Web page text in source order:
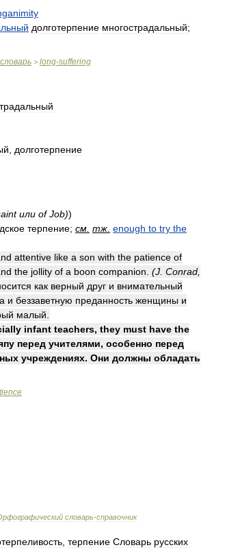
долготерпение многострадальный;
словарь > long-suffering
долготерпение
или of Job))
терпение; см тж enough to try the
attentive like a son with the patience of
the jollity of a boon companion (J Conrad
как верный друг и внимательный
и беззаветную преданность женщины и
малый
infant teachers, they must have the
перед учителями, особенно перед
учреждениях. Они должны обладать
словарь-справочник
терпение Словарь русских